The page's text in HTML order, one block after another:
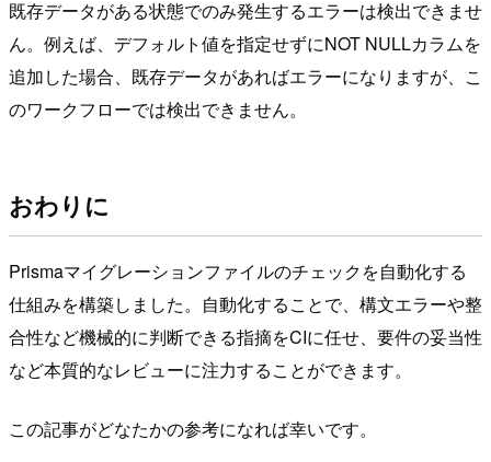
既存データがある状態でのみ発生するエラーは検出できませ
ん。例えば、デフォルト値を指定せずにNOT NULLカラムを
追加した場合、既存データがあればエラーになりますが、こ
のワークフローでは検出できません。
おわりに
Prismaマイグレーションファイルのチェックを自動化する
仕組みを構築しました。自動化することで、構文エラーや整
合性など機械的に判断できる指摘をCIに任せ、要件の妥当性
など本質的なレビューに注力することができます。
この記事がどなたかの参考になれば幸いです。